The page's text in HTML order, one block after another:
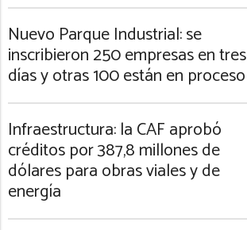
Nuevo Parque Industrial: se
inscribieron 250 empresas en tres
días y otras 100 están en proceso
Infraestructura: la CAF aprobó
créditos por 387,8 millones de
dólares para obras viales y de
energía